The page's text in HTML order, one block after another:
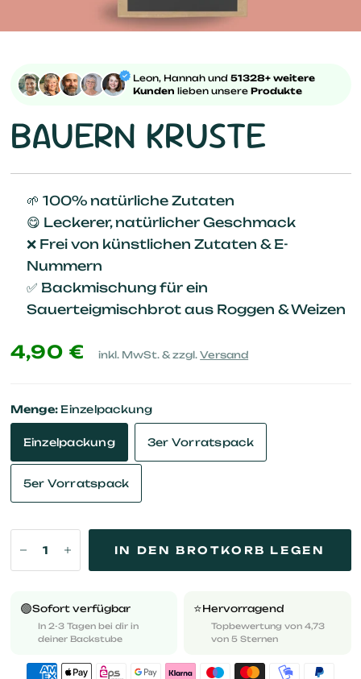
Leon, Hannah und 51328+ weitere
Kunden lieben unsere Produkte
BAUERN KRUSTE
🌱 100% natürliche Zutaten
😋 Leckerer, natürlicher Geschmack
❌ Frei von künstlichen Zutaten & E-
Nummern
✅ Backmischung für ein
Sauerteigmischbrot aus Roggen & Weizen
4,90 € inkl. MwSt. & zzgl.Versand
Menge:Einzelpackung
Einzelpackung 3er Vorratspack
5er Vorratspack
IN DEN BROTKORB LEGEN
🟢Sofort verfügbar
In 2-3 Tagen bei dir in
deiner Backstube
⭐️Hervorragend
Topbewertung von 4,73
von 5 Sternen